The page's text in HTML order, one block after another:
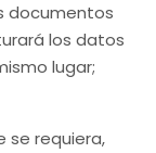
documentos
los datos
lugar;
se requiera,